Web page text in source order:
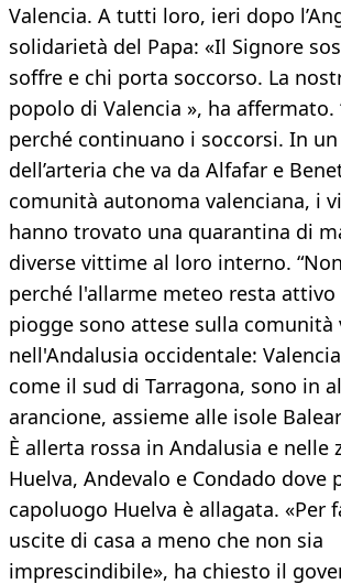
Valencia. A tutti loro, ieri dopo
solidarietà del Papa: «Il Signore
soffre e chi porta soccorso. La
popolo di Valencia », ha affermato.
perché continuano i soccorsi. In
dell’arteria che va da Alfafar e
comunità autonoma valenciana, i
hanno trovato una quarantina di
diverse vittime al loro interno.
perché l'allarme meteo resta
piogge sono attese sulla comunità
nell'Andalusia occidentale:
come il sud di Tarragona, sono in
arancione, assieme alle isole
È allerta rossa in Andalusia e nelle
Huelva, Andevalo e Condado dove
capoluogo Huelva è allagata. «Per
uscite di casa a meno che non sia
imprescindibile», ha chiesto il